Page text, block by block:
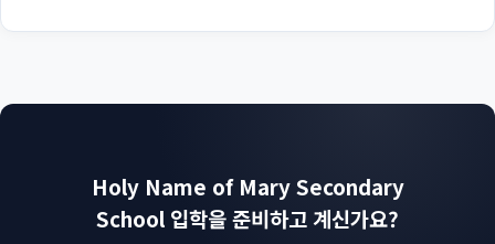
Holy Name of Mary Secondary
School 입학을 준비하고 계신가요?